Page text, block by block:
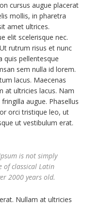
cursus augue placerat
mollis, in pharetra
amet ultrices.
elit scelerisque nec.
rutrum risus et nunc
quis pellentesque
sem nulla id lorem.
lacus. Maecenas
at ultricies lacus. Nam
augue. Phasellus
orci tristique leo, ut
ut vestibulum erat.
is not simply
of classical Latin
2000 years old.
Nullam at ultricies